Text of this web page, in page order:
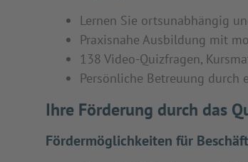
Lernen Sie ortsunabhängig
Praxisnahe Ausbildung mit
138 Video-Quizfragen,
Persönliche Betreuung durch
Ihre Förderung durch das
Fördermöglichkeiten für